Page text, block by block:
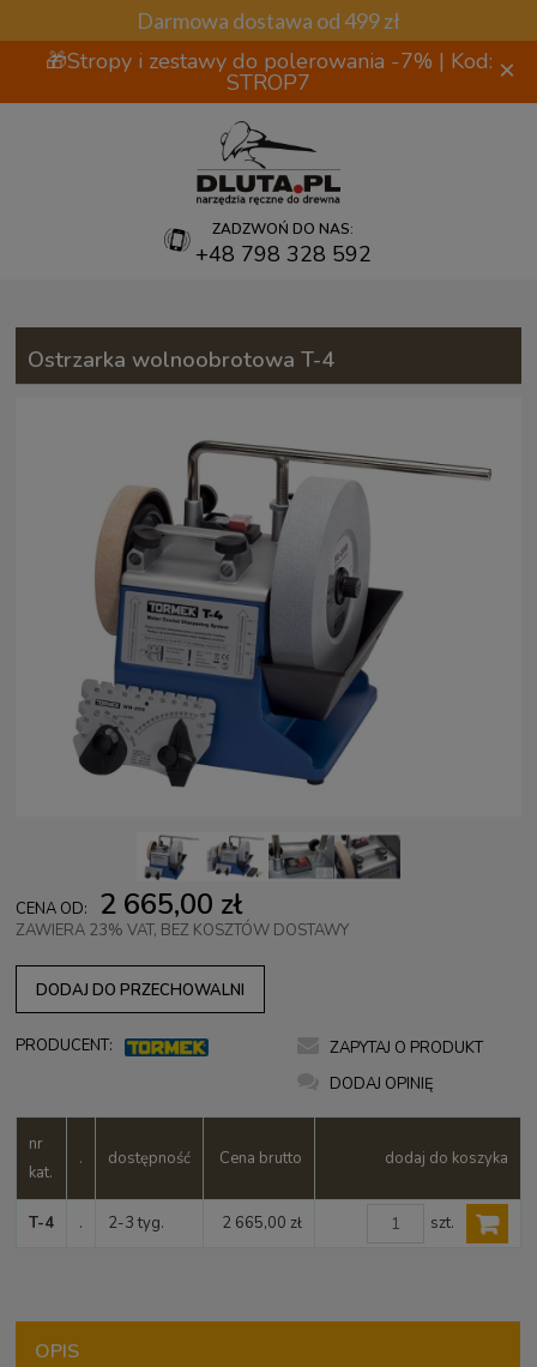
Darmowa dostawa od 499 zł
🎁Stropy i zestawy do polerowania -7% | Kod:
STROP7 ×
ZADZWOŃ DO NAS:
+48 798 328 592
Ostrzarka wolnoobrotowa T-4
CENA OD: 2 665,00 zł
ZAWIERA 23% VAT, BEZ KOSZTÓW DOSTAWY
DODAJ DO PRZECHOWALNI
PRODUCENT:
ZAPYTAJ O PRODUKT
DODAJ OPINIĘ
nr
kat.
. dostępność Cena brutto dodaj do koszyka
T-4 . 2-3 tyg. 2 665,00 zł szt.
OPIS